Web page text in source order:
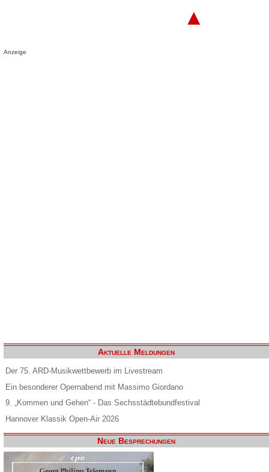
▲
Anzeige
Aktuelle Meldungen
Der 75. ARD-Musikwettbewerb im Livestream
Ein besonderer Opernabend mit Massimo Giordano
9. „Kommen und Gehen“ - Das Sechsstädtebundfestival
Hannover Klassik Open-Air 2026
Neue Besprechungen